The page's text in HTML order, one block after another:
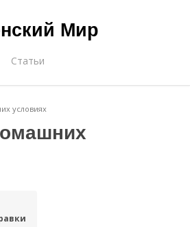
Мир
Статьи
условиях